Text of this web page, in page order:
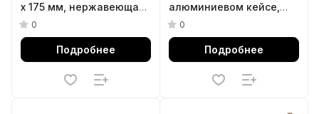
x 175 мм, нержавеющая
сталь, 0.8 мм. с
поддоном, Camping
Palisad
0
Подробнее
алюминиевом кейсе,
Camping Palisad
0
Подробнее